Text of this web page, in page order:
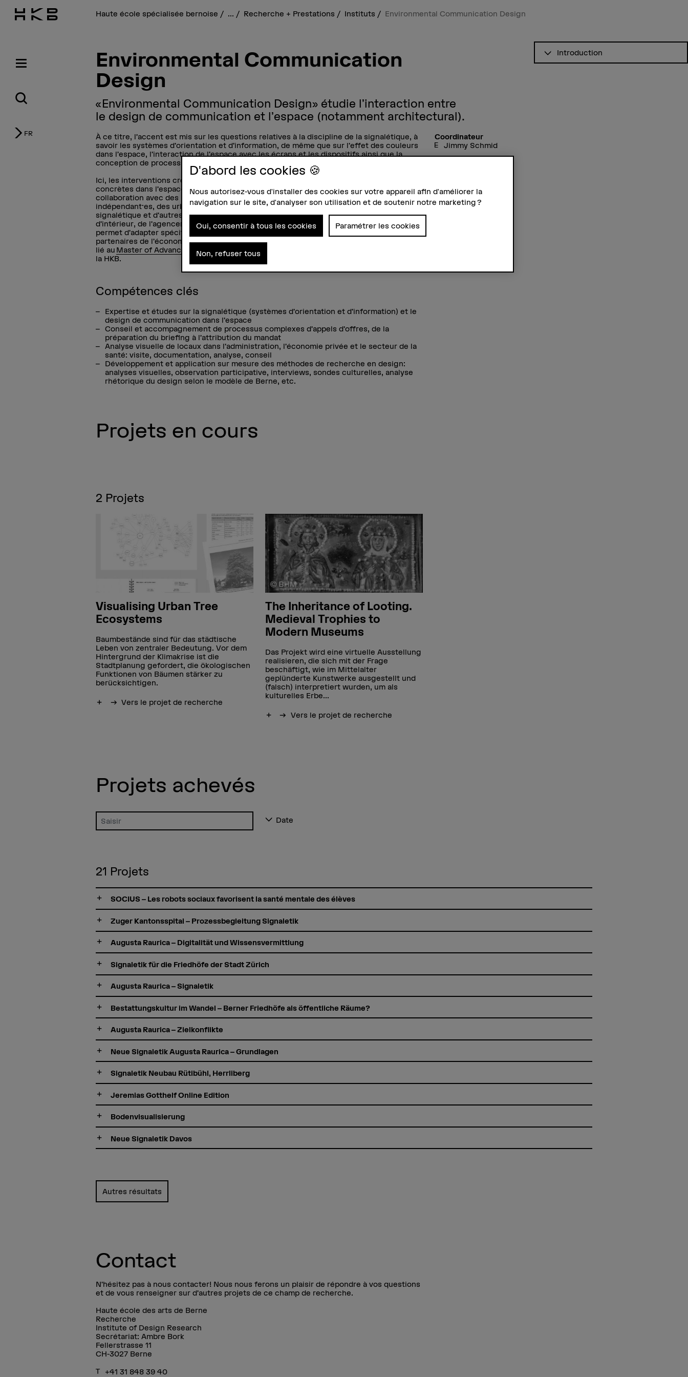
FR
Haute école spécialisée bernoise ... Recherche + Prestations Instituts Environmental Communication Design
Introduction
Environmental Communication
Design
«Environmental Communication Design» étudie l’interaction entre
le design de communication et l’espace (notamment architectural).
À ce titre, l’accent est mis sur les questions relatives à la discipline de la signalétique, à
savoir les systèmes d’orientation et d’information, de même que sur l’effet des couleurs
dans l’espace, l’interaction de l’espace avec les écrans et les dispositifs ainsi que la
conception de processus architecturaux.
Ici, les interventions créatives permettent de réaliser et de vérifier des solutions
concrètes dans l’espace, dans l’esprit «Research through Design». L’étroite
collaboration avec des partenaires de recherche de la BHF Architecture, des architectes
indépendant·es, des urbanistes, des concepteurs×rices visuel·les, des spécialistes en
signalétique et d’autres parties prenantes du design industriel, de l’architecture
d’intérieur, de l’agencement chromatique et lumineux ainsi que du secteur du bâtiment
permet d’adapter spécifiquement les équipes aux questions de recherche de nos
partenaires de l’économie et de l’administration. Le champ de recherche est étroitement
lié au Master of Advanced Studies in Signaletik – Environmental Communication Design
la HKB.
Compétences clés
Expertise et études sur la signalétique (systèmes d’orientation et d’information) et le
design de communication dans l’espace
Conseil et accompagnement de processus complexes d’appels d’offres, de la
préparation du briefing à l’attribution du mandat
Analyse visuelle de locaux dans l’administration, l’économie privée et le secteur de la
santé: visite, documentation, analyse, conseil
Développement et application sur mesure des méthodes de recherche en design:
analyses visuelles, observation participative, interviews, sondes culturelles, analyse
rhétorique du design selon le modèle de Berne, etc.
Coordinateur
Jimmy Schmid
Projets en cours
2 Projets
Visualising Urban Tree
Ecosystems
Baumbestände sind für das städtische
Leben von zentraler Bedeutung. Vor dem
Hintergrund der Klimakrise ist die
Stadtplanung gefordert, die ökologischen
Funktionen von Bäumen stärker zu
berücksichtigen.
Afficher plus
Vers le projet de recherche
The Inheritance of Looting.
Medieval Trophies to
Modern Museums
Das Projekt wird eine virtuelle Ausstellung
realisieren, die sich mit der Frage
beschäftigt, wie im Mittelalter
geplünderte Kunstwerke ausgestellt und
(falsch) interpretiert wurden, um als
kulturelles Erbe...
Afficher plus
Vers le projet de recherche
Projets achevés
Saisir un terme
Date
21 Projets
SOCIUS – Les robots sociaux favorisent la santé mentale des élèves
Zuger Kantonsspital – Prozessbegleitung Signaletik
Augusta Raurica – Digitalität und Wissensvermittlung
Signaletik für die Friedhöfe der Stadt Zürich
Augusta Raurica – Signaletik
Bestattungskultur im Wandel – Berner Friedhöfe als öffentliche Räume?
Augusta Raurica – Zielkonflikte
Neue Signaletik Augusta Raurica – Grundlagen
Signaletik Neubau Rütibühl, Herrliberg
Jeremias Gotthelf Online Edition
Bodenvisualisierung
Neue Signaletik Davos
Autres résultats
Contact
N’hésitez pas à nous contacter! Nous nous ferons un plaisir de répondre à vos questions
et de vous renseigner sur d’autres projets de ce champ de recherche.
Haute école des arts de Berne
Recherche
Institute of Design Research
Secrétariat: Ambre Bork
Fellerstrasse 11
CH-3027 Berne
+41 31 848 39 40
D'abord les cookies 🍪
Nous autorisez-vous d'installer des cookies sur votre appareil afin d'améliorer la
navigation sur le site, d'analyser son utilisation et de soutenir notre marketing ?
Oui, consentir à tous les cookies Paramétrer les cookies
Non, refuser tous